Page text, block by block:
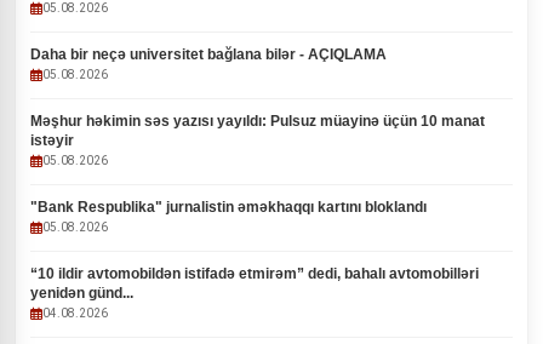
05.08.2026
Daha bir neçə universitet bağlana bilər - AÇIQLAMA
05.08.2026
Məşhur həkimin səs yazısı yayıldı: Pulsuz müayinə üçün 10 manat
istəyir
05.08.2026
"Bank Respublika" jurnalistin əməkhaqqı kartını bloklandı
05.08.2026
“10 ildir avtomobildən istifadə etmirəm” dedi, bahalı avtomobilləri
yenidən günd...
04.08.2026